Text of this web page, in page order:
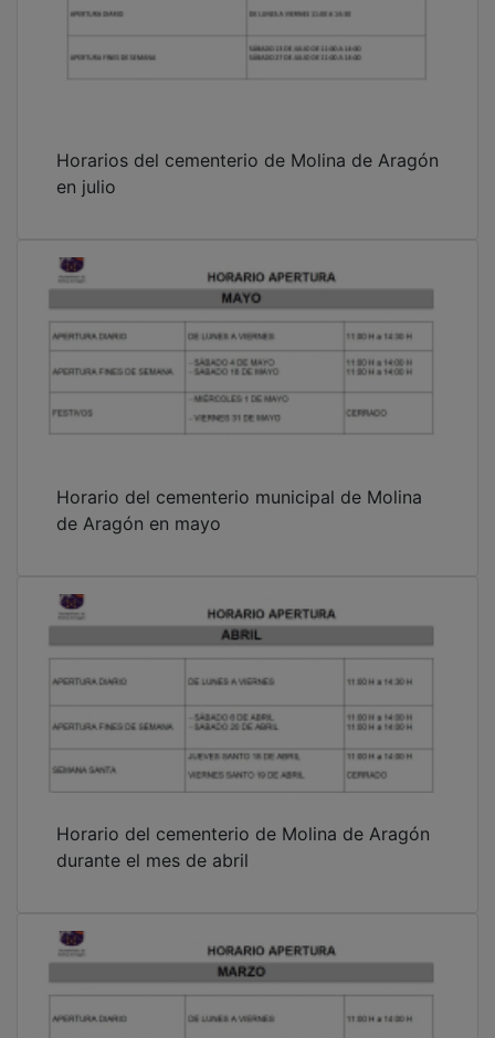
Horarios del cementerio de Molina de Aragón
en julio
Horario del cementerio municipal de Molina
de Aragón en mayo
Horario del cementerio de Molina de Aragón
durante el mes de abril